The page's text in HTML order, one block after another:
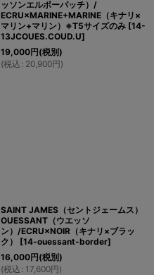
ッソンエルボーパッチ）/
ECRU×MARINE+MARINE（キナリ×
マリン+マリン）※T5サイズのみ [14-
13JCOUES.COUD.U]
19,000円(税別)
(税込 : 20,900円)
SAINT JAMES（セントジェームス）
OUESSANT（ウエッソ
ン）/ECRU×NOIR（キナリ×ブラッ
ク）
[14-ouessant-border]
16,000円(税別)
(税込 : 17,600円)